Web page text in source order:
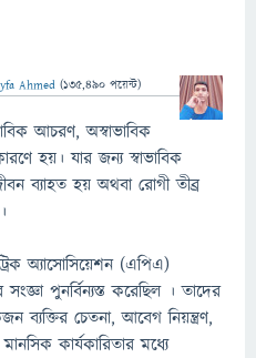
Ahmed (135,490 পয়েন্ট)
আচরণ, অস্বাভাবিক
হয়। যার জন্য স্বাভাবিক
ব্যাহত হয় অথবা রোগী তীব্র
অ্যাসোসিয়েশন (এপিএ)
পুনর্বিন্যস্ত করেছিল । তাদের
চেতনা, আবেগ নিয়ন্ত্রণ,
কার্যকারিতার মধ্যে